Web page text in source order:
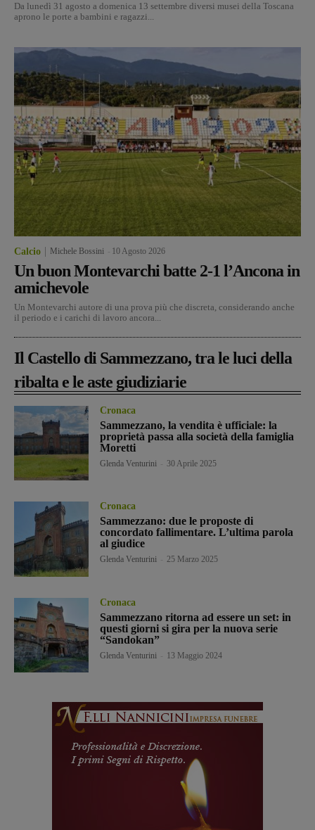
Da lunedì 31 agosto a domenica 13 settembre diversi musei della Toscana
aprono le porte a bambini e ragazzi...
Calcio Michele Bossini 10 Agosto 2026
Un buon Montevarchi batte 2-1 l’Ancona in
amichevole
Un Montevarchi autore di una prova più che discreta, considerando anche
il periodo e i carichi di lavoro ancora...
Il Castello di Sammezzano, tra le luci della
ribalta e le aste giudiziarie
Cronaca
Sammezzano, la vendita è ufficiale: la
proprietà passa alla società della famiglia
Moretti
Glenda Venturini 30 Aprile 2025
Cronaca
Sammezzano: due le proposte di
concordato fallimentare. L’ultima parola
al giudice
Glenda Venturini 25 Marzo 2025
Cronaca
Sammezzano ritorna ad essere un set: in
questi giorni si gira per la nuova serie
“Sandokan”
Glenda Venturini 13 Maggio 2024